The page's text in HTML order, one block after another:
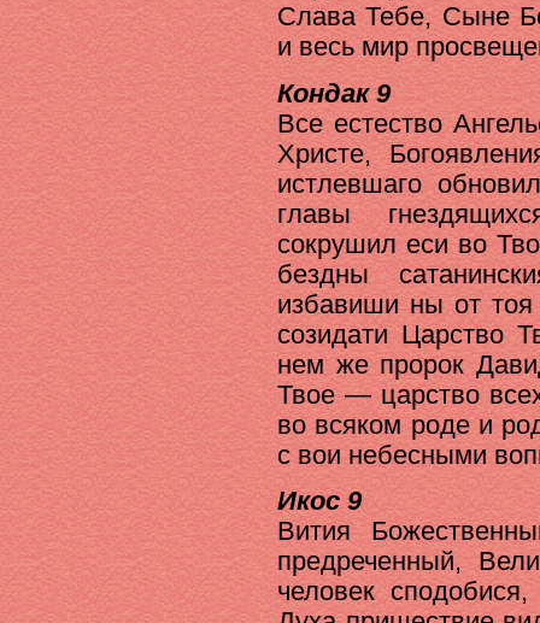
Слава Тебе, Сыне
и весь мир
Кондак 9
Все естество
Христе,
истлевшаго
главы
сокрушил еси во
бездны
избавиши ны от
созидати Царство
нем же пророк
Твое — царство
во всяком роде и
с вои небесными
Икос 9
Вития
предреченный,
человек